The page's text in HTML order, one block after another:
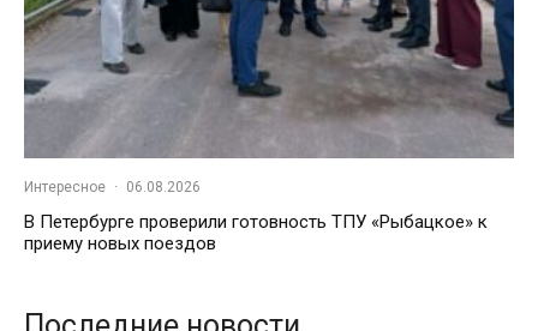
Интересное · 06.08.2026
В Петербурге проверили готовность ТПУ «Рыбацкое» к
приему новых поездов